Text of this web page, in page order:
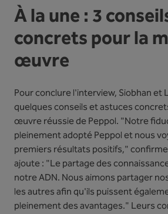
À la une : 3
concrets pour la
œuvre
Pour conclure l'interview, Siobhan et
quelques conseils et astuces
œuvre réussie de Peppol. "Notre
pleinement adopté Peppol et nous
premiers résultats positifs,"
ajoute : "Le partage des
notre ADN. Nous aimons partager
les autres afin qu'ils puissent
pleinement des avantages." Leurs